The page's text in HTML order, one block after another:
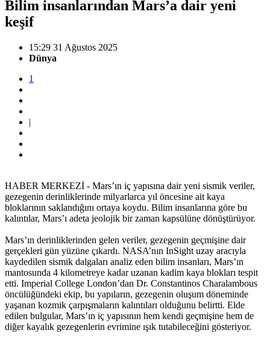
Bilim insanlarından Mars’a dair yeni
keşif
15:29 31 Ağustos 2025
Dünya
1
|
HABER MERKEZİ - Mars’ın iç yapısına dair yeni sismik veriler,
gezegenin derinliklerinde milyarlarca yıl öncesine ait kaya
bloklarının saklandığını ortaya koydu. Bilim insanlarına göre bu
kalıntılar, Mars’ı adeta jeolojik bir zaman kapsülüne dönüştürüyor.
Mars’ın derinliklerinden gelen veriler, gezegenin geçmişine dair
gerçekleri gün yüzüne çıkardı. NASA’nın InSight uzay aracıyla
kaydedilen sismik dalgaları analiz eden bilim insanları, Mars’ın
mantosunda 4 kilometreye kadar uzanan kadim kaya blokları tespit
etti. Imperial College London’dan Dr. Constantinos Charalambous
öncülüğündeki ekip, bu yapıların, gezegenin oluşum döneminde
yaşanan kozmik çarpışmaların kalıntıları olduğunu belirtti. Elde
edilen bulgular, Mars’ın iç yapısının hem kendi geçmişine hem de
diğer kayalık gezegenlerin evrimine ışık tutabileceğini gösteriyor.